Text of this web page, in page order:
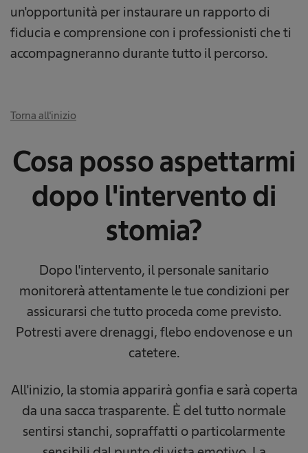
un'opportunità per instaurare un rapporto di
fiducia e comprensione con i professionisti che ti
accompagneranno durante tutto il percorso.
Torna all'inizio
Cosa posso aspettarmi
dopo l'intervento di
stomia?
Dopo l'intervento, il personale sanitario
monitorerà attentamente le tue condizioni per
assicurarsi che tutto proceda come previsto.
Potresti avere drenaggi, flebo endovenose e un
catetere.
All'inizio, la stomia apparirà gonfia e sarà coperta
da una sacca trasparente. È del tutto normale
sentirsi stanchi, sopraffatti o particolarmente